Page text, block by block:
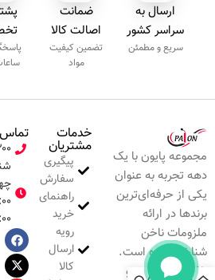
ارسال به
سراسر کشور
سریع و مطمئن
ضمانت
اصالت کالا
تضمین کیفیت
مواد
مجموعه پایون با یک
دهه تجربه به عنوان
یکی از حرفه‌ای‌ترین
برندها در ارائه
ملزومات ناخن
شناخته شده است.
خلاقیت، نوآوری و
خدمات
مشتریان
پیگیری
سفارش
راهنمای
خرید
رویه
ارسال
کالا